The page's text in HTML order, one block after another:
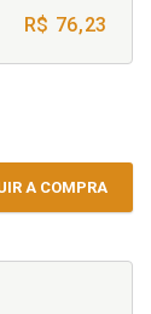
R$ 76,23
A COMPRA